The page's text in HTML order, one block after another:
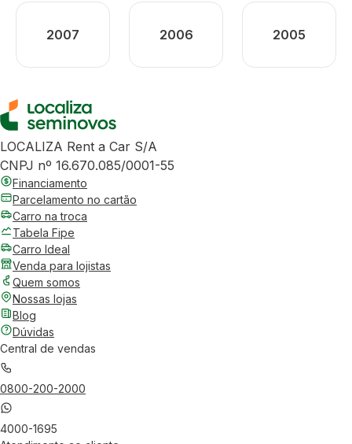
2007 2006 2005
LOCALIZA Rent a Car S/A
CNPJ nº 16.670.085/0001-55
Financiamento
Parcelamento no cartão
Carro na troca
Tabela Fipe
Carro Ideal
Venda para lojistas
Quem somos
Nossas lojas
Blog
Dúvidas
Central de vendas
0800-200-2000
4000-1695